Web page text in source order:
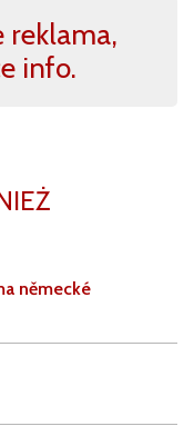
reklama,
info.
německé